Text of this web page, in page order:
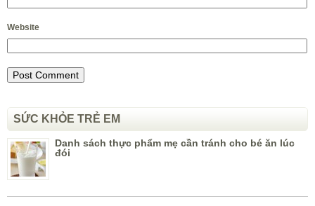
Website
SỨC KHỎE TRẺ EM
Danh sách thực phẩm mẹ cần tránh cho bé ăn lúc
đói